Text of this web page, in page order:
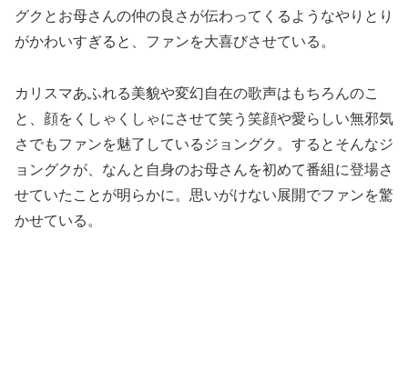
グクとお母さんの仲の良さが伝わってくるようなやりとり
がかわいすぎると、ファンを大喜びさせている。
カリスマあふれる美貌や変幻自在の歌声はもちろんのこ
と、顔をくしゃくしゃにさせて笑う笑顔や愛らしい無邪気
さでもファンを魅了しているジョングク。するとそんなジ
ョングクが、なんと自身のお母さんを初めて番組に登場さ
せていたことが明らかに。思いがけない展開でファンを驚
かせている。